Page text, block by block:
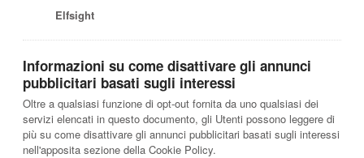
Elfsight
Informazioni su come disattivare gli annunci
pubblicitari basati sugli interessi
Oltre a qualsiasi funzione di opt-out fornita da uno qualsiasi dei
servizi elencati in questo documento, gli Utenti possono leggere di
più su come disattivare gli annunci pubblicitari basati sugli interessi
nell'apposita sezione della Cookie Policy.